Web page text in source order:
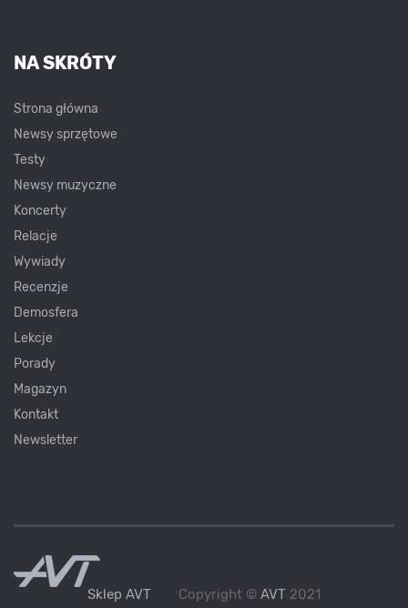
NA SKRÓTY
Strona główna
Newsy sprzętowe
Testy
Newsy muzyczne
Koncerty
Relacje
Wywiady
Recenzje
Demosfera
Lekcje
Porady
Magazyn
Kontakt
Newsletter
Sklep AVT Copyright © AVT 2021